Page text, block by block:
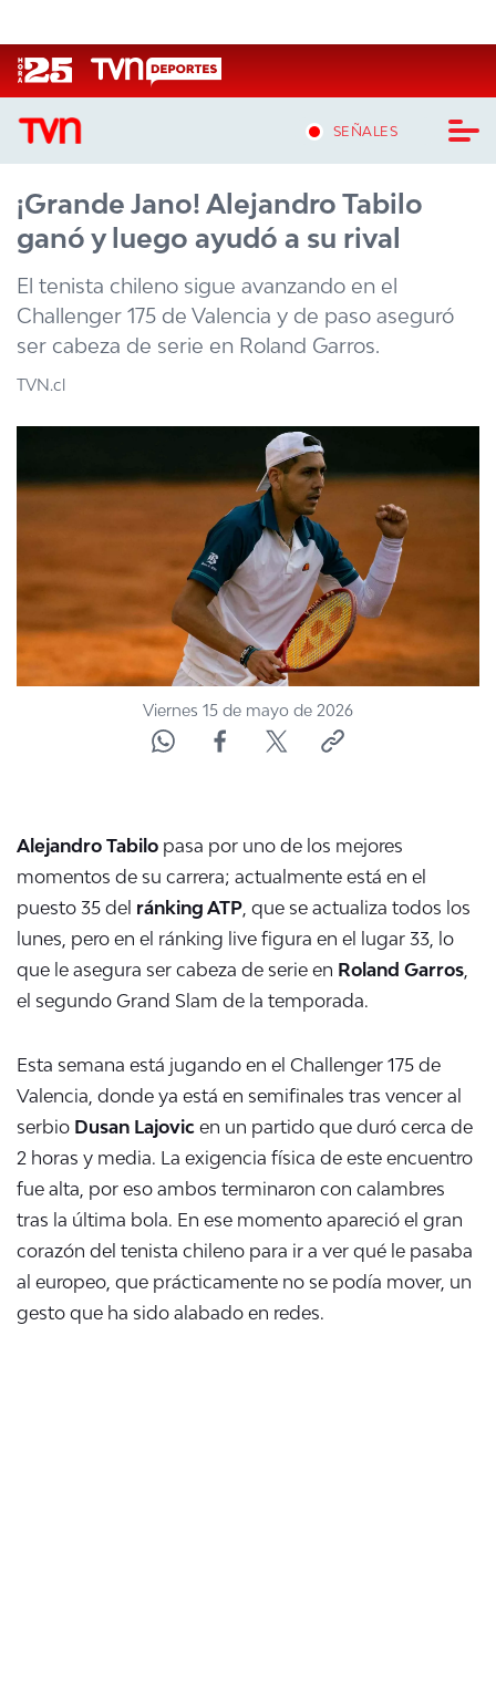
SEÑALES
CASTING MASTERCHEF CHILE
CASTING TVN VERTICAL
TVN VERTICAL
ACTUALIDAD Y TENDENCIAS
CORPORATIVO Y TRANSPARENCIA
CANAL DE DENUNCIAS
ÁREA DE PROYECTOS
¡Grande Jano! Alejandro Tabilo
ganó y luego ayudó a su rival
El tenista chileno sigue avanzando en el
Challenger 175 de Valencia y de paso aseguró
ser cabeza de serie en Roland Garros.
TVN.cl
Viernes 15 de mayo de 2026
Alejandro Tabilo pasa por uno de los mejores
momentos de su carrera; actualmente está en el
puesto 35 del ránking ATP, que se actualiza todos los
lunes, pero en el ránking live figura en el lugar 33, lo
que le asegura ser cabeza de serie en Roland Garros,
el segundo Grand Slam de la temporada.
Esta semana está jugando en el Challenger 175 de
Valencia, donde ya está en semifinales tras vencer al
serbio Dusan Lajovic en un partido que duró cerca de
2 horas y media. La exigencia física de este encuentro
fue alta, por eso ambos terminaron con calambres
tras la última bola. En ese momento apareció el gran
corazón del tenista chileno para ir a ver qué le pasaba
al europeo, que prácticamente no se podía mover, un
gesto que ha sido alabado en redes.